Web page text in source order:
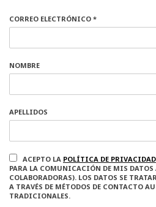
CORREO ELECTRÓNICO *
NOMBRE
APELLIDOS
ACEPTO LA POLÍTICA DE PRIVACIDAD
PARA LA COMUNICACIÓN DE MIS DATOS
COLABORADORAS). LOS DATOS SE
A TRAVÉS DE MÉTODOS DE CONTACTO
TRADICIONALES.